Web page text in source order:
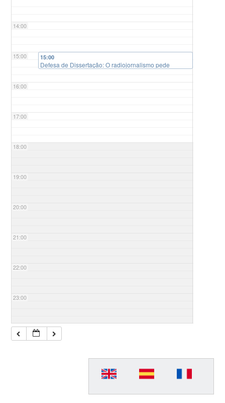
14:00
15:00
16:00
17:00
18:00
19:00
20:00
21:00
22:00
23:00
15:00
Defesa de Dissertação: O radiojornalismo pede